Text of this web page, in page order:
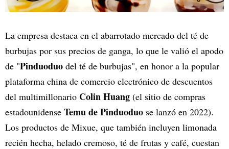
La empresa destaca en el abarrotado mercado del té de
burbujas por sus precios de ganga, lo que le valió el apodo
de "Pinduoduo del té de burbujas", en honor a la popular
plataforma china de comercio electrónico de descuentos
del multimillonario Colin Huang (el sitio de compras
estadounidense Temu de Pinduoduo se lanzó en 2022).
Los productos de Mixue, que también incluyen limonada
recién hecha, helado cremoso, té de frutas y café, cuestan